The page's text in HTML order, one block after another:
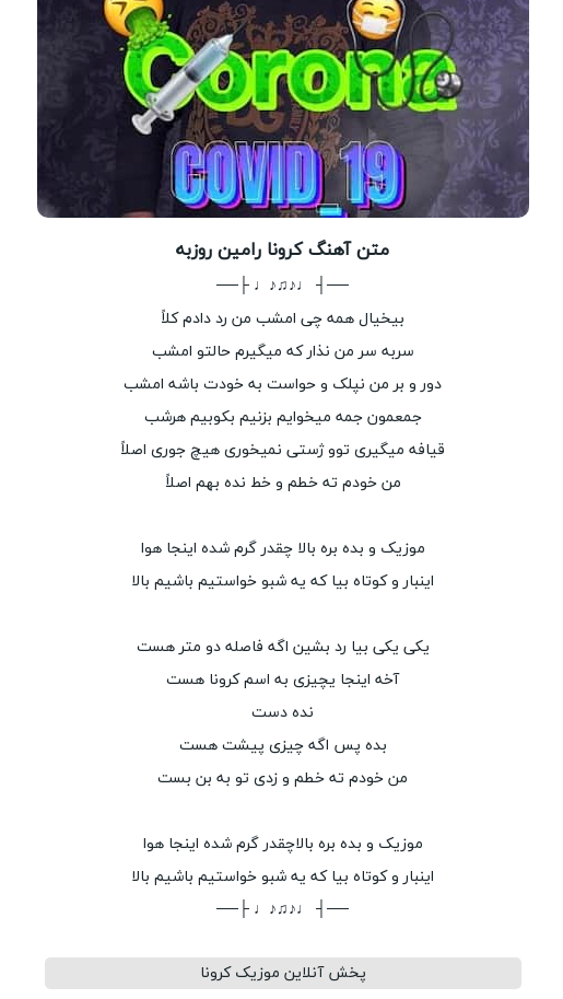
متن آهنگ کرونا رامین روزبه
──┤ ♩♪♫♪♩ ├──
بیخیال همه چی امشب من رد دادم کلاً
سربه سر من نذار که میگیرم حالتو امشب
دور و بر من نپلک و حواست به خودت باشه امشب
جمعمون جمه میخوایم بزنیم بکوبیم هرشب
قیافه میگیری توو ژستی نمیخوری هیچ جوری اصلاً
من خودم ته خطم و خط نده بهم اصلاً
موزیک و بده بره بالا چقدر گرم شده اینجا هوا
اینبار و کوتاه بیا که یه شبو خواستیم باشیم بالا
یکی یکی بیا رد بشین اگه فاصله دو متر هست
آخه اینجا یچیزی به اسم کرونا هست
نده دست
بده پس اگه چیزی پیشت هست
من خودم ته خطم و زدی تو به بن بست
موزیک و بده بره بالاچقدر گرم شده اینجا هوا
اینبار و کوتاه بیا که یه شبو خواستیم باشیم بالا
──┤ ♩♪♫♪♩ ├──
پخش آنلاین موزیک کرونا